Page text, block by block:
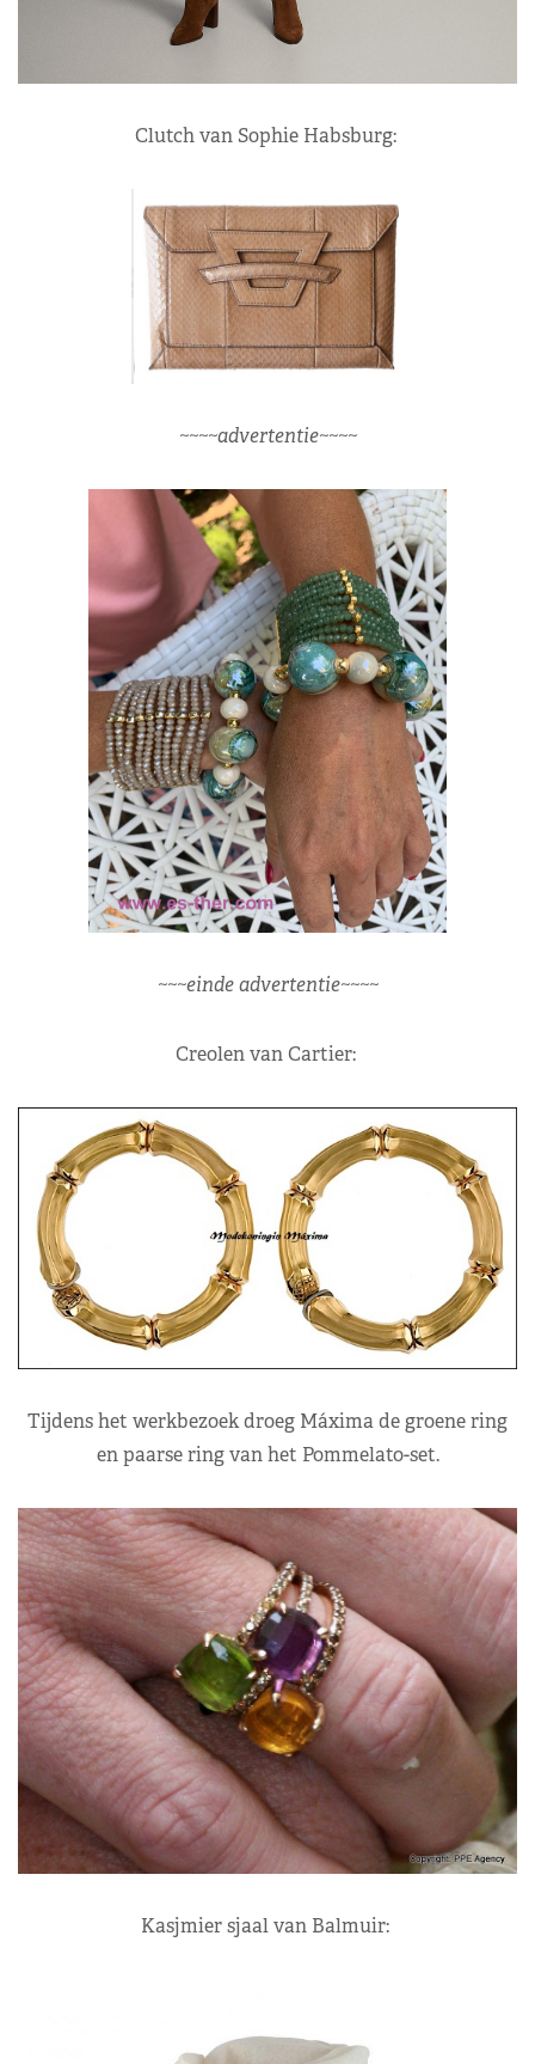
Clutch van Sophie Habsburg:
~~~~advertentie~~~~
~~~einde advertentie~~~~
Creolen van Cartier:
Tijdens het werkbezoek droeg Máxima de groene ring
en paarse ring van het Pommelato-set.
Kasjmier sjaal van Balmuir: